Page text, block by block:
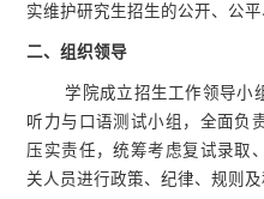
实维护研究生招生的公开、公
二、组织领导
学院成立招生工作领导小
听力与口语测试小组，全面负
压实责任，统筹考虑复试录取
关人员进行政策、纪律、规则